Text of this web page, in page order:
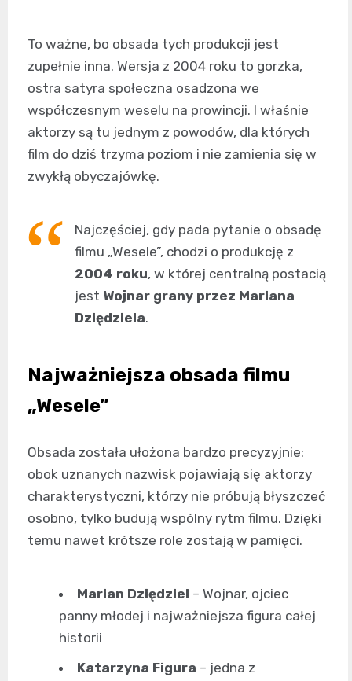
To ważne, bo obsada tych produkcji jest
zupełnie inna. Wersja z 2004 roku to gorzka,
ostra satyra społeczna osadzona we
współczesnym weselu na prowincji. I właśnie
aktorzy są tu jednym z powodów, dla których
film do dziś trzyma poziom i nie zamienia się w
zwykłą obyczajówkę.
Najczęściej, gdy pada pytanie o obsadę
filmu „Wesele”, chodzi o produkcję z
2004 roku, w której centralną postacią
jest Wojnar grany przez Mariana
Dziędziela.
Najważniejsza obsada filmu
„Wesele”
Obsada została ułożona bardzo precyzyjnie:
obok uznanych nazwisk pojawiają się aktorzy
charakterystyczni, którzy nie próbują błyszczeć
osobno, tylko budują wspólny rytm filmu. Dzięki
temu nawet krótsze role zostają w pamięci.
Marian Dziędziel – Wojnar, ojciec
panny młodej i najważniejsza figura całej
historii
Katarzyna Figura – jedna z